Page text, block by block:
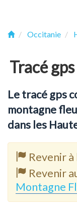
Occitanie
Tracé
Le tracé gps
montagne
dans les
Revenir à
Revenir
Montagne